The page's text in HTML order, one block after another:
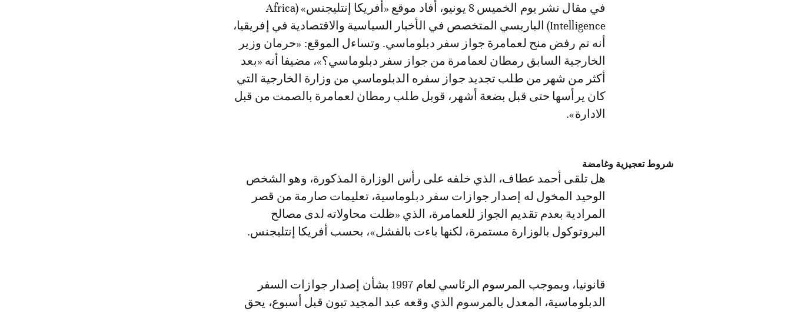
في مقال نشر يوم الخميس 8 يونيو، أفاد موقع «أفريكا إنتليجنس» (Africa
Intelligence) الباريسي المتخصص في الأخبار السياسية والاقتصادية في إفريقيا،
أنه تم رفض منح لعمامرة جواز سفر دبلوماسي. وتساءل الموقع: «حرمان وزير
الخارجية السابق رمطان لعمامرة من جواز سفر دبلوماسي؟»، مضيفا أنه «بعد
أكثر من شهر من طلب تجديد جواز سفره الدبلوماسي من وزارة الخارجية التي
كان يرأسها حتى قبل بضعة أشهر، قوبل طلب رمطان لعمامرة بالصمت من قبل
الادارة».
شروط تعجيزية وغامضة
هل تلقى أحمد عطاف، الذي خلفه على رأس الوزارة المذكورة، وهو الشخص
الوحيد المخول له إصدار جوازات سفر دبلوماسية، تعليمات صارمة من قصر
المرادية بعدم تقديم الجواز للعمامرة، الذي «ظلت محاولاته لدى مصالح
البروتوكول بالوزارة مستمرة، لكنها باءت بالفشل»، بحسب أفريكا إنتليجنس.
قانونيا، وبموجب المرسوم الرئاسي لعام 1997 بشأن إصدار جوازات السفر
الدبلوماسية، المعدل بالمرسوم الذي وقعه عبد المجيد تبون قبل أسبوع، يحق